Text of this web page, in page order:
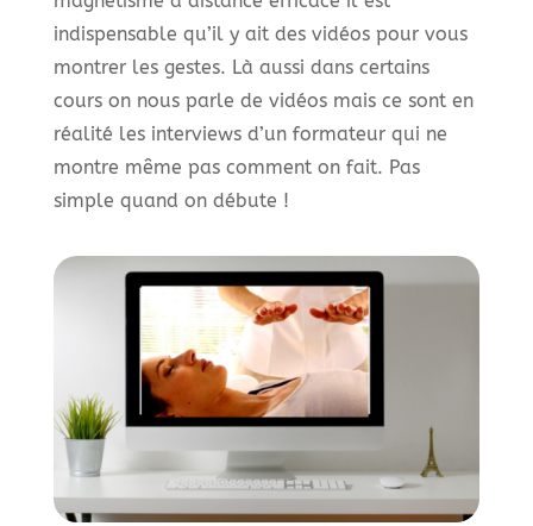
indispensable qu’il y ait des vidéos pour vous
montrer les gestes. Là aussi dans certains
cours on nous parle de vidéos mais ce sont en
réalité les interviews d’un formateur qui ne
montre même pas comment on fait. Pas
simple quand on débute !